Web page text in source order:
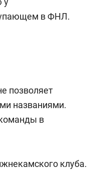
в ФНЛ.
позволяет
названиями.
в
клуба.